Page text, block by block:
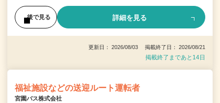
後で見る 詳細を見る
更新日： 2026/08/03 掲載終了日： 2026/08/21
掲載終了まであと14日
福祉施設などの送迎ルート運転者
宮園バス株式会社